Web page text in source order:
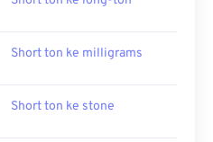
Short ton ke milligrams
Short ton ke stone